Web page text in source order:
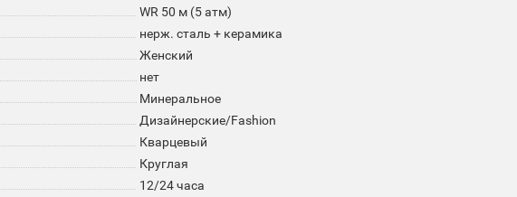
WR 50 м (5 атм)
нерж. сталь + керамика
Женский
нет
Минеральное
Дизайнерские/Fashion
Кварцевый
Круглая
12/24 часа